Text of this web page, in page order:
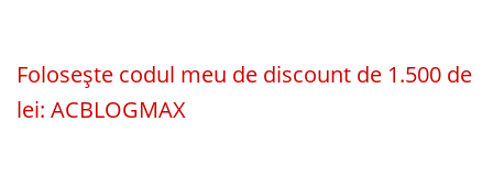
Folosește codul meu de discount de 1.500 de
lei: ACBLOGMAX